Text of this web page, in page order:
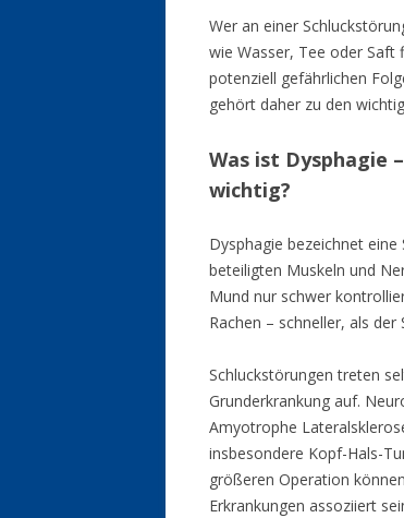
Wer an einer
wie Wasser, Tee oder Saft
potenziell gefährlichen
gehört daher zu den
Was ist Dysphagie
wichtig?
Dysphagie bezeichnet
beteiligten Muskeln und
Mund nur schwer
Rachen – schneller, als
Schluckstörungen treten
Grunderkrankung auf.
Amyotrophe
insbesondere Kopf-Hals-
größeren Operation
Erkrankungen assoziiert